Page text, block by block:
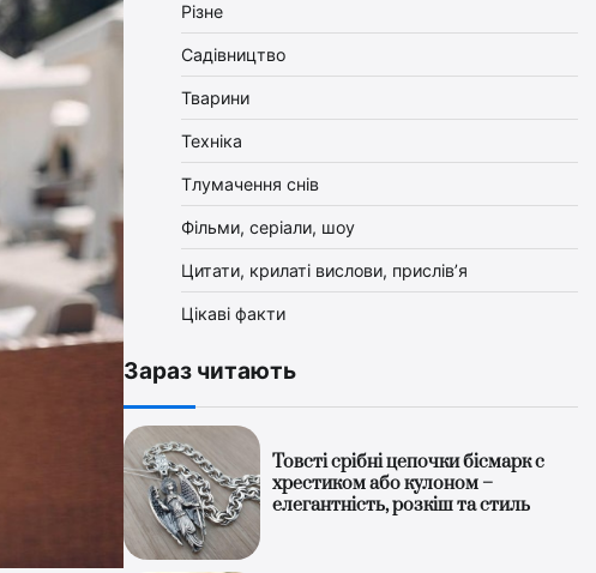
Різне
Садівництво
Тварини
Техніка
Тлумачення снів
Фільми, серіали, шоу
Цитати, крилаті вислови, прислів’я
Цікаві факти
Зараз читають
Товсті срібні цепочки бісмарк с
хрестиком або кулоном –
елегантність, розкіш та стиль